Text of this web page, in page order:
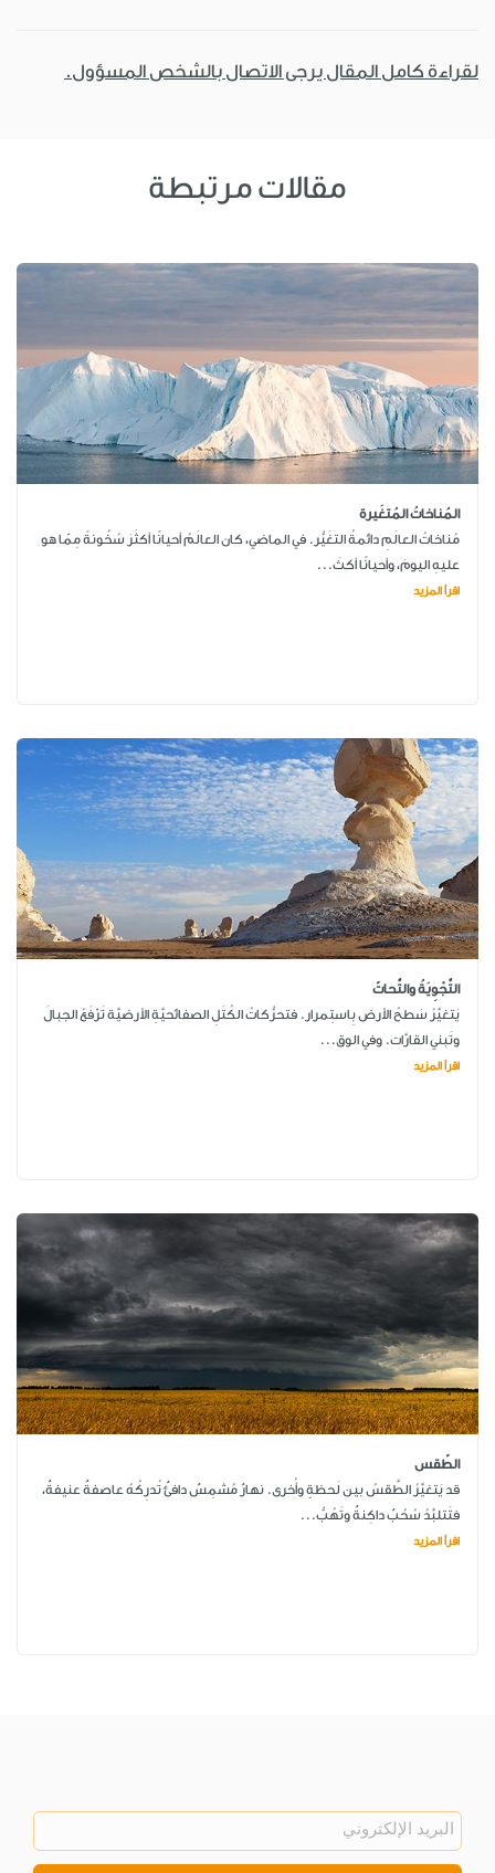
لقراءة كامل المقال يرجى الاتصال بالشخص المسؤول.
مقالات مرتبطة
المُناخاتُ المُتغَيرة
مُناخاتُ العالَمِ دائمةُ التغَيُّر. في الماضي، كان العالَمُ أحيانًا أكثَرَ سُخُونةً مِمّا هو
عليهِ اليومَ، وأحيانًا أكثَ...
اقرأ المزيد
التَّجْوِيَةُ والتَّحاتّ
يَتغيَّرُ سَطحُ الأرض بِاستِمرار. فتحرُّكاتُ الكُتَلِ الصفائحيَّةِ الأرضيَّة تَرْفَعُ الجبالَ
وتَبني القارَّات. وفي الوق...
اقرأ المزيد
الطّقس
قد يَتغيَّرُ الطَّقسُ بين لَحظةٍ وأُخرى. نهارٌ مُشمِسٌ دافئٌ تُدرِكُهُ عاصفةٌ عنيفةٌ،
فتَتلبَّدُ سُحُبٌ داكِنةٌ وتَهُبُّ...
اقرأ المزيد